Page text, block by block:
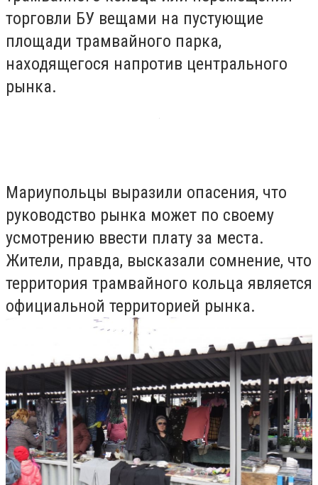
торговли БУ вещами на пустующие
площади трамвайного парка,
находящегося напротив центрального
рынка.
Мариупольцы выразили опасения, что
руководство рынка может по своему
усмотрению ввести плату за места.
Жители, правда, высказали сомнение, что
территория трамвайного кольца является
официальной территорией рынка.